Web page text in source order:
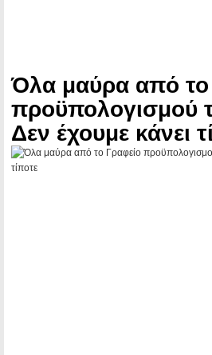
Όλα μαύρα από το
προϋπολογισμού
Δεν έχουμε κάνει